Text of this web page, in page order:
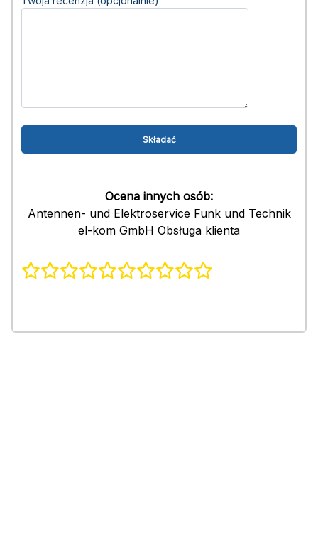
Ocena innych osób:
Antennen- und Elektroservice Funk und Technik
el-kom GmbH Obsługa klienta